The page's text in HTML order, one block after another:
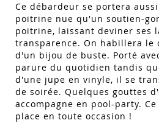
Ce débardeur se portera
poitrine nue qu'un soutien-
poitrine, laissant deviner ses
transparence. On habillera le
d'un bijou de buste. Porté
parure du quotidien tandis
d'une jupe en vinyle, il se
de soirée. Quelques gouttes
accompagne en pool-party.
place en toute occasion !